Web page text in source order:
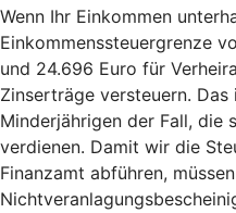
Wenn Ihr Einkommen
Einkommenssteuergrenze
und 24.696 Euro für
Zinserträge versteuern.
Minderjährigen der Fall, die
verdienen. Damit wir die
Finanzamt abführen,